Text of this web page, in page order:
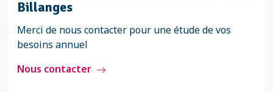
nous contacter pour obtenir votre devis